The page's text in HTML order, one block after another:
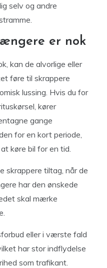
selv og andre
er nok
kan de alvorlige eller
føre til skrappere
lussing. Hvis du for
kører
gange
for en kort periode,
køre bil for en tid.
skrappere tiltag, når de
har den ønskede
skal mærke
eller i værste fald
har stor indflydelse
som trafikant.